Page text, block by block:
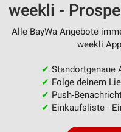
weekli -
Alle BayWa Angebote
weekli
✔ Standortgenaue
✔ Folge deinem
✔ Push-
✔ Einkaufsliste -